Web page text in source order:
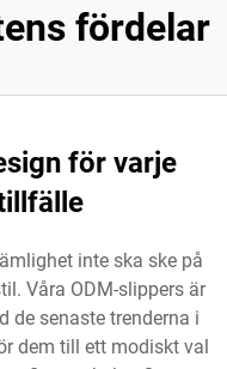
fördelar
för varje
inte ska ske på
Våra ODM-slippers är
de senaste trenderna i
dem till ett modiskt val